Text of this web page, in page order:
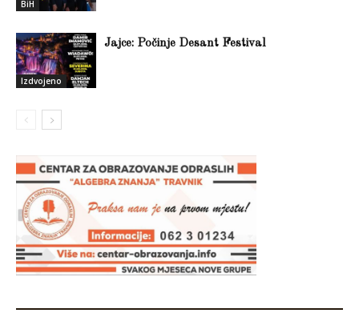
BiH
Izdvojeno
Jajce: Počinje Desant Festival